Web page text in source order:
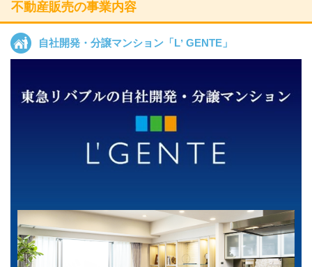
不動産販売の事業内容
自社開発・分譲マンション「Lʼ GENTE」
店舗
物件検索サービス一覧